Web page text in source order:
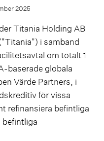
2025
Titania Holding AB
i samband
om totalt 1
baserade globala
Värde Partners, i
för vissa
refinansiera befintliga
befintliga